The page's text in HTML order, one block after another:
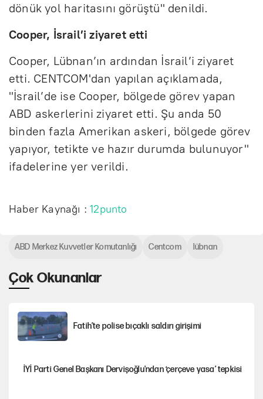
dönük yol haritasını görüştü" denildi.
Cooper, İsrail’i ziyaret etti
Cooper, Lübnan’ın ardından İsrail’i ziyaret
etti. CENTCOM'dan yapılan açıklamada,
"İsrail’de ise Cooper, bölgede görev yapan
ABD askerlerini ziyaret etti. Şu anda 50
binden fazla Amerikan askeri, bölgede görev
yapıyor, tetikte ve hazır durumda bulunuyor"
ifadelerine yer verildi.
Haber Kaynağı :12punto
Çok Okunanlar
Fatih’te polise bıçaklı saldırı girişimi
İYİ Parti Genel Başkanı Dervişoğlu'ndan ‘çerçeve yasa’ tepkisi
ABD Merkez Kuvvetler Komutanlığı Centcom lübnan